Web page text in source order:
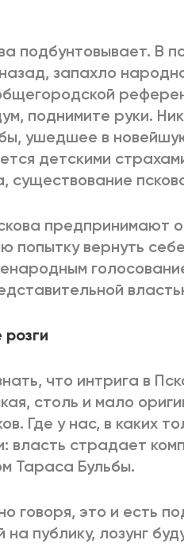
ВСЕ КНИГИ
подбунтовывает. В
запахло
поднимите руки.
ушедшее в
детскими
существование
предпринимают
попытку вернуть
что интрига в
столь и мало
Где у нас, в каких
власть страдает
Тараса Бульбы.
говоря, это и есть
на публику, лозунг